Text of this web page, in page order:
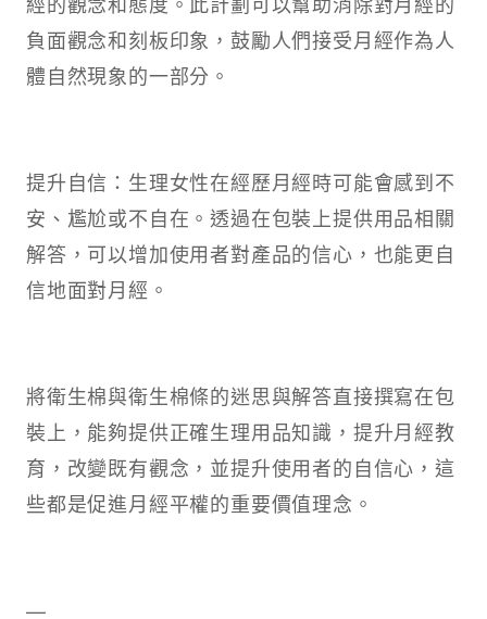
負面觀念和刻板印象，鼓勵人們接受月經作為人
體自然現象的一部分。
提升自信：生理女性在經歷月經時可能會感到不
安、尷尬或不自在。透過在包裝上提供用品相關
解答，可以增加使用者對產品的信心，也能更自
信地面對月經。
將衛生棉與衛生棉條的迷思與解答直接撰寫在包
裝上，能夠提供正確生理用品知識，提升月經教
育，改變既有觀念，並提升使用者的自信心，這
些都是促進月經平權的重要價值理念。
—